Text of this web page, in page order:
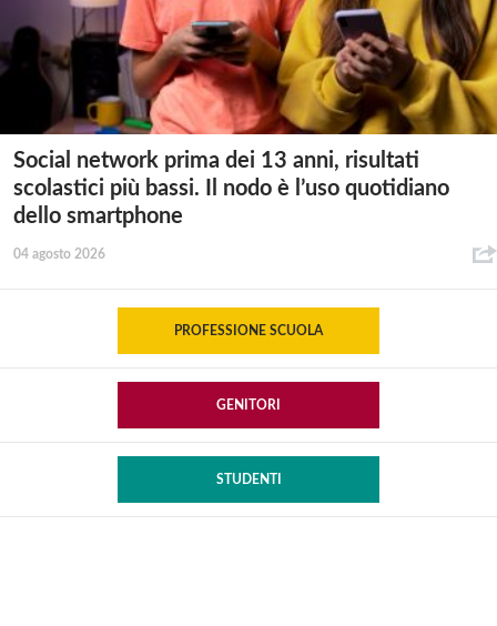
Social network prima dei 13 anni, risultati
scolastici più bassi. Il nodo è l’uso quotidiano
dello smartphone
04 agosto 2026
PROFESSIONE SCUOLA
GENITORI
STUDENTI